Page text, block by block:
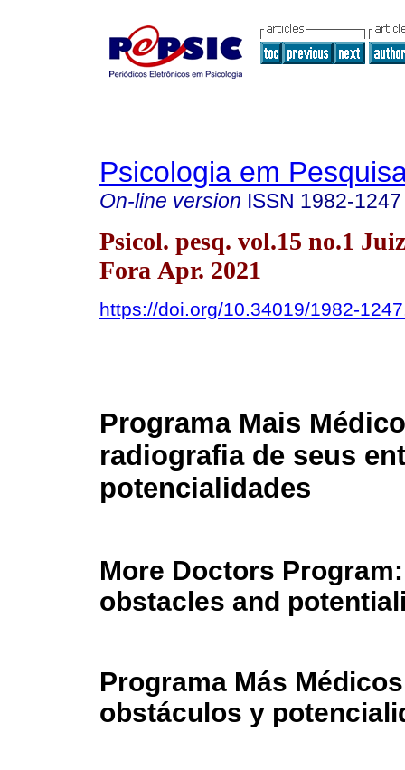
Psicologia em
On-line version ISSN 1982-1247
Psicol. pesq. vol.15 no.1
Fora Apr. 2021
https://doi.org/10.34019/1982-
Programa Mais
radiografia de seus
potencialidades
More Doctors
obstacles and
Programa Más
obstáculos y